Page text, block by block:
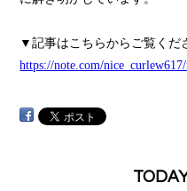
▼記事はこちらからご覧くだ
https://note.com/